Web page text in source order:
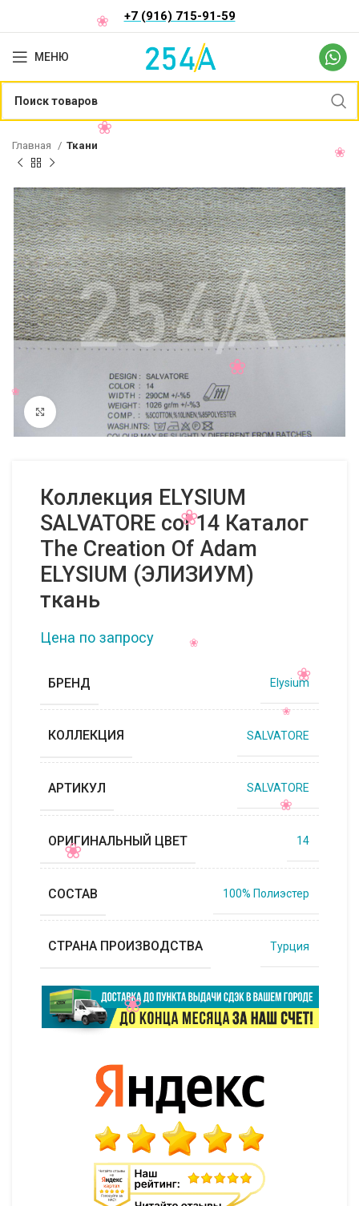
+7 (916) 715-91-59
МЕНЮ
Главная Ткани
Нажмите, чтобы увеличить
Коллекция ELYSIUM
SALVATORE col 14 Каталог
The Creation Of Adam
ELYSIUM (ЭЛИЗИУМ)
ткань
Цена по запросу
БРЕНД Elysium
КОЛЛЕКЦИЯ SALVATORE
АРТИКУЛ SALVATORE
ОРИГИНАЛЬНЫЙ ЦВЕТ 14
СОСТАВ 100% Полиэстер
СТРАНА ПРОИЗВОДСТВА Турция